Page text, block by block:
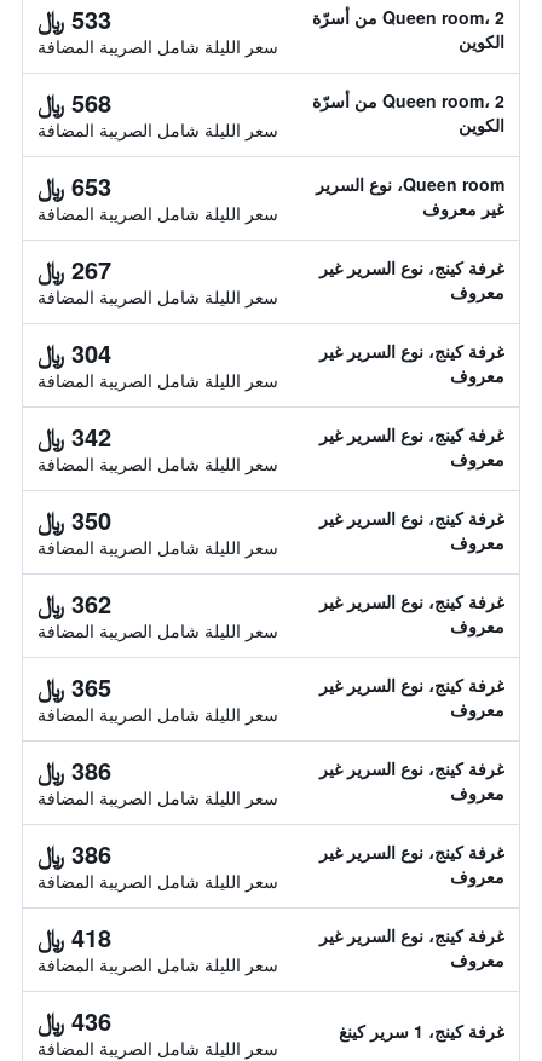
Queen room، 2 من أسرّة
الكوين
533 ﷼
سعر الليلة شامل الصريبة المضافة
Queen room، 2 من أسرّة
الكوين
568 ﷼
سعر الليلة شامل الصريبة المضافة
Queen room، نوع السرير
غير معروف
653 ﷼
سعر الليلة شامل الصريبة المضافة
غرفة كينج، نوع السرير غير
معروف
267 ﷼
سعر الليلة شامل الصريبة المضافة
غرفة كينج، نوع السرير غير
معروف
304 ﷼
سعر الليلة شامل الصريبة المضافة
غرفة كينج، نوع السرير غير
معروف
342 ﷼
سعر الليلة شامل الصريبة المضافة
غرفة كينج، نوع السرير غير
معروف
350 ﷼
سعر الليلة شامل الصريبة المضافة
غرفة كينج، نوع السرير غير
معروف
362 ﷼
سعر الليلة شامل الصريبة المضافة
غرفة كينج، نوع السرير غير
معروف
365 ﷼
سعر الليلة شامل الصريبة المضافة
غرفة كينج، نوع السرير غير
معروف
386 ﷼
سعر الليلة شامل الصريبة المضافة
غرفة كينج، نوع السرير غير
معروف
386 ﷼
سعر الليلة شامل الصريبة المضافة
غرفة كينج، نوع السرير غير
معروف
418 ﷼
سعر الليلة شامل الصريبة المضافة
غرفة كينج، 1 سرير كينغ 436 ﷼
سعر الليلة شامل الصريبة المضافة